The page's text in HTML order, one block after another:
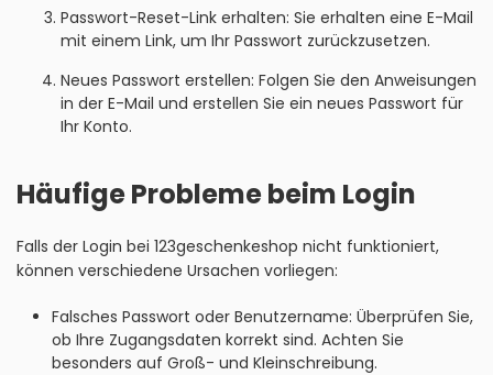
Passwort-Reset-Link erhalten: Sie erhalten eine E-Mail
mit einem Link, um Ihr Passwort zurückzusetzen.
Neues Passwort erstellen: Folgen Sie den Anweisungen
in der E-Mail und erstellen Sie ein neues Passwort für
Ihr Konto.
Häufige Probleme beim Login
Falls der Login bei 123geschenkeshop nicht funktioniert,
können verschiedene Ursachen vorliegen:
Falsches Passwort oder Benutzername: Überprüfen Sie,
ob Ihre Zugangsdaten korrekt sind. Achten Sie
besonders auf Groß- und Kleinschreibung.